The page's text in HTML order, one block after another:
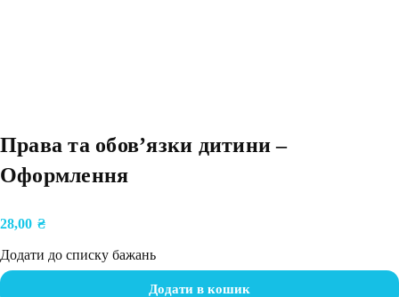
Права та обовʼязки дитини –
Оформлення
28,00 ₴
Додати до списку бажань
Додати в кошик